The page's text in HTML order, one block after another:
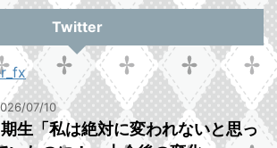
Twitter
07/10
生「私は絶対に変われないと思っ